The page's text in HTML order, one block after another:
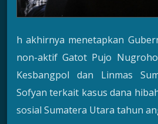
h akhirnya menetapkan
non-aktif Gatot Pujo
Kesbangpol dan Linmas
Sofyan terkait kasus dana
sosial Sumatera Utara tahun